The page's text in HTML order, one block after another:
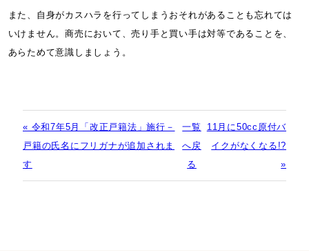
また、自身がカスハラを行ってしまうおそれがあることも忘れては
いけません。商売において、売り手と買い手は対等であることを、
あらためて意識しましょう。
« 令和7年5月「改正戸籍法」施行－
戸籍の氏名にフリガナが追加されま
す
一覧
へ戻
る
11月に50cc原付バ
イクがなくなる!?
»